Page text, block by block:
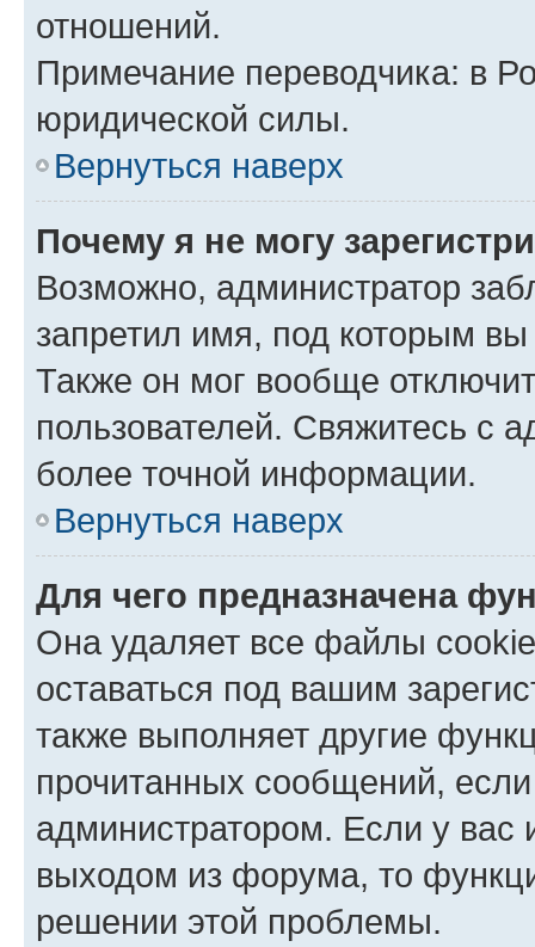
отношений.
Примечание переводчика: в
юридической силы.
Вернуться наверх
Почему я не могу
Возможно, администратор
запретил имя, под которым вы
Также он мог вообще
пользователей. Свяжитесь с
более точной информации.
Вернуться наверх
Для чего предназначена
Она удаляет все файлы
оставаться под вашим
также выполняет другие
прочитанных сообщений,
администратором. Если у
выходом из форума, то
решении этой проблемы.